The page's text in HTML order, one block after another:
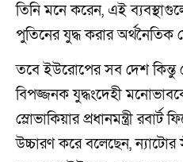
তিনি মনে করেন, এই
পুতিনের যুদ্ধ করার অর্থনৈতিক
তবে ইউরোপের সব দেশ কিন্তু
বিপজ্জনক যুদ্ধংদেহী
স্লোভাকিয়ার প্রধানমন্ত্রী
উচ্চারণ করে বলেছেন, ন্যাটোর